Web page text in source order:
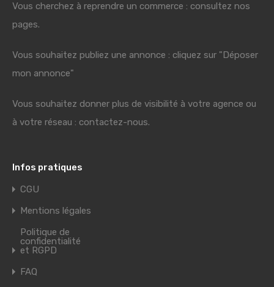
Vous cherchez à reprendre un commerce : consultez nos
pages.
Vous souhaitez publiez une annonce : cliquez sur "Déposer
mon annonce"
Vous souhaitez donner plus de visibilité à votre agence ou
à votre réseau : contactez-nous.
Infos pratiques
CGU
Mentions légales
Politique de
confidentialité
et RGPD
FAQ